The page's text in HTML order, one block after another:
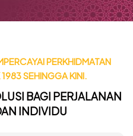
PERKHIDMATAN
SEHINGGA KINI.
BAGI PERJALANAN
INDIVIDU